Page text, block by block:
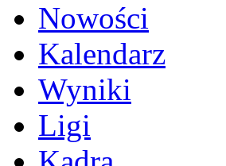
Nowości
Kalendarz
Wyniki
Ligi